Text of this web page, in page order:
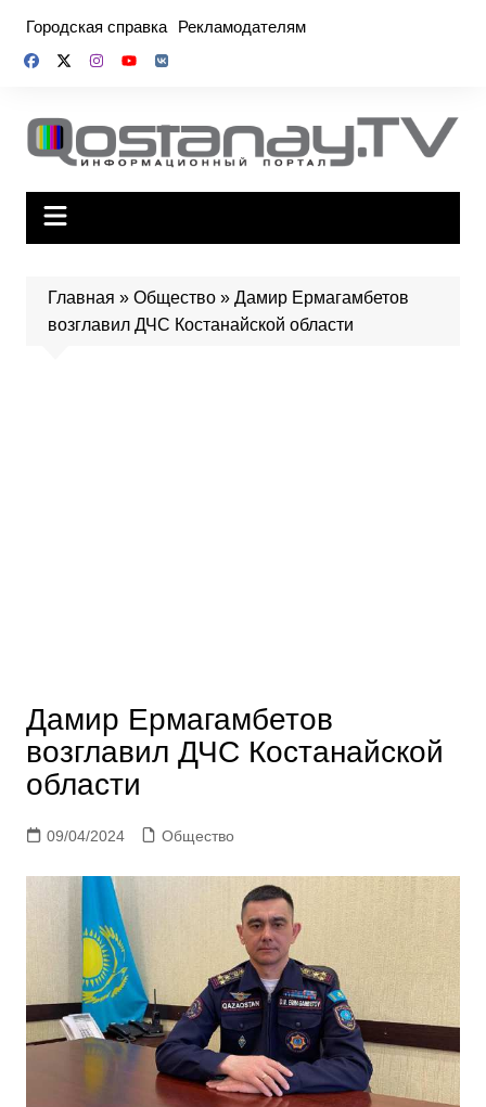
содержимому
Городская справка Рекламодателям
Главная » Общество» Дамир Ермагамбетов
возглавил ДЧС Костанайской области
Дамир Ермагамбетов
возглавил ДЧС Костанайской
области
09/04/2024 Общество